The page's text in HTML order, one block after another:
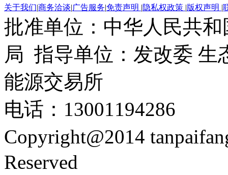
关于我们|商务洽谈|广告服务|免责声明 |隐私权政策 |版权声明 |
批准单位：中华人民共
局 指导单位：发改委 生
能源交易所
电话：13001194286
Copyright@2014
Reserved